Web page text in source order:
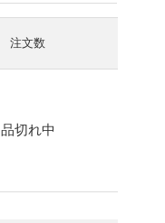
注文数
品切れ中